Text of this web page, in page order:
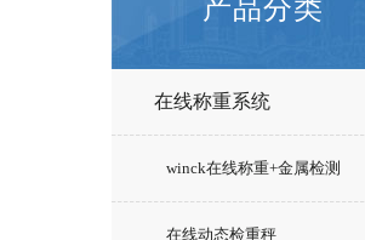
产品分类
在线称重系统
winck在线称重+金属检测
在线动态检重秤